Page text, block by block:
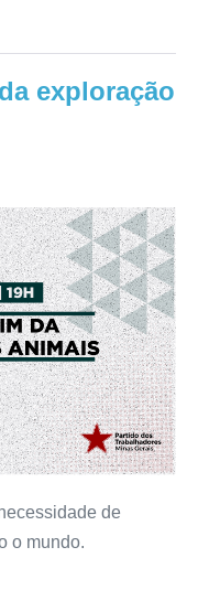
exploração
de
o mundo.